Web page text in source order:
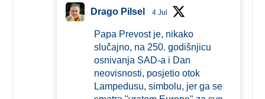
Drago Pilsel 4 Jul
Papa Prevost je, nikako
slučajno, na 250. godišnjicu
osnivanja SAD-a i Dan
neovisnosti, posjetio otok
Lampedusu, simbolu, jer ga se